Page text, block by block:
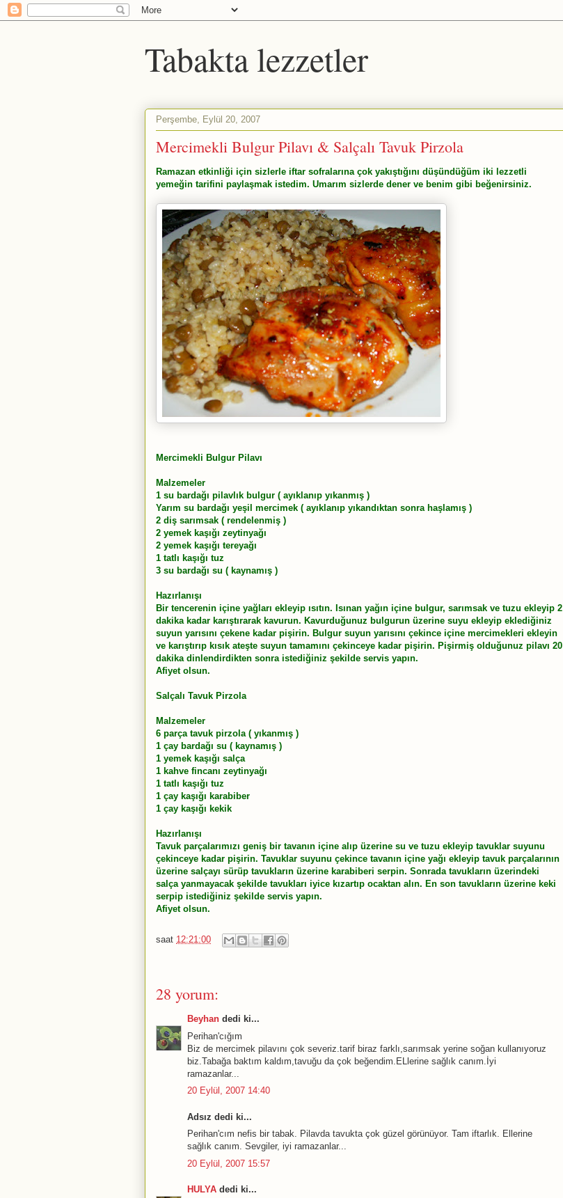
Tabakta lezzetler
Perşembe, Eylül 20, 2007
Mercimekli Bulgur Pilavı & Salçalı Tavuk Pirzola
Ramazan etkinliği için sizlerle iftar sofralarına çok yakıştığını düşündüğüm iki lezzetli
yemeğin tarifini paylaşmak istedim. Umarım sizlerde dener ve benim gibi beğenirsiniz.
Mercimekli Bulgur Pilavı
Malzemeler
1 su bardağı pilavlık bulgur ( ayıklanıp yıkanmış )
Yarım su bardağı yeşil mercimek ( ayıklanıp yıkandıktan sonra haşlamış )
2 diş sarımsak ( rendelenmiş )
2 yemek kaşığı zeytinyağı
2 yemek kaşığı tereyağı
1 tatlı kaşığı tuz
3 su bardağı su ( kaynamış )
Hazırlanışı
Bir tencerenin içine yağları ekleyip ısıtın. Isınan yağın içine bulgur, sarımsak ve tuzu ekleyip 2
dakika kadar karıştırarak kavurun. Kavurduğunuz bulgurun üzerine suyu ekleyip eklediğiniz
suyun yarısını çekene kadar pişirin. Bulgur suyun yarısını çekince içine mercimekleri ekleyin
ve karıştırıp kısık ateşte suyun tamamını çekinceye kadar pişirin. Pişirmiş olduğunuz pilavı 20
dakika dinlendirdikten sonra istediğiniz şekilde servis yapın.
Afiyet olsun.
Salçalı Tavuk Pirzola
Malzemeler
6 parça tavuk pirzola ( yıkanmış )
1 çay bardağı su ( kaynamış )
1 yemek kaşığı salça
1 kahve fincanı zeytinyağı
1 tatlı kaşığı tuz
1 çay kaşığı karabiber
1 çay kaşığı kekik
Hazırlanışı
Tavuk parçalarımızı geniş bir tavanın içine alıp üzerine su ve tuzu ekleyip tavuklar suyunu
çekinceye kadar pişirin. Tavuklar suyunu çekince tavanın içine yağı ekleyip tavuk parçalarının
üzerine salçayı sürüp tavukların üzerine karabiberi serpin. Sonrada tavukların üzerindeki
salça yanmayacak şekilde tavukları iyice kızartıp ocaktan alın. En son tavukların üzerine keki
serpip istediğiniz şekilde servis yapın.
Afiyet olsun.
saat 12:21:00
28 yorum:
Beyhan dedi ki...
Perihan'cığım
Biz de mercimek pilavını çok severiz.tarif biraz farklı,sarımsak yerine soğan kullanıyoruz
biz.Tabağa baktım kaldım,tavuğu da çok beğendim.ELlerine sağlık canım.İyi
ramazanlar...
20 Eylül, 2007 14:40
Adsız dedi ki...
Perihan'cım nefis bir tabak. Pilavda tavukta çok güzel görünüyor. Tam iftarlık. Ellerine
sağlık canım. Sevgiler, iyi ramazanlar...
20 Eylül, 2007 15:57
HULYA dedi ki...